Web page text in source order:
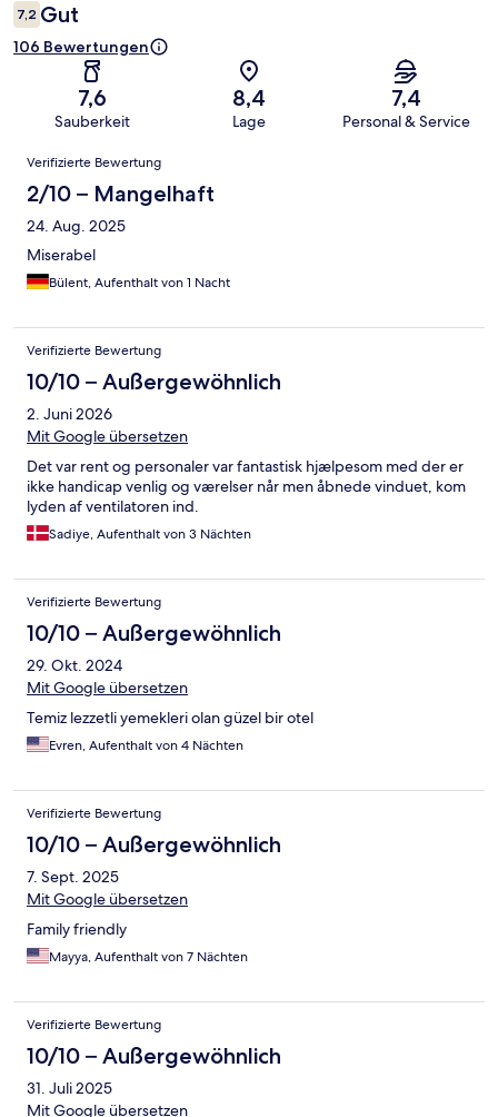
7,2 Gut
106 Bewertungen
7,6
Sauberkeit
8,4
Lage
7,4
Personal & Service
Bewertungen
Verifizierte Bewertung
2/10 – Mangelhaft
24. Aug. 2025
Miserabel
Bülent, Aufenthalt von 1 Nacht
Verifizierte Bewertung
10/10 – Außergewöhnlich
2. Juni 2026
Mit Google übersetzen
Det var rent og personaler var fantastisk hjælpesom med der er
ikke handicap venlig og værelser når men åbnede vinduet, kom
lyden af ​​ventilatoren ind.
Sadiye, Aufenthalt von 3 Nächten
Verifizierte Bewertung
10/10 – Außergewöhnlich
29. Okt. 2024
Mit Google übersetzen
Temiz lezzetli yemekleri olan güzel bir otel
Evren, Aufenthalt von 4 Nächten
Verifizierte Bewertung
10/10 – Außergewöhnlich
7. Sept. 2025
Mit Google übersetzen
Family friendly
Mayya, Aufenthalt von 7 Nächten
Verifizierte Bewertung
10/10 – Außergewöhnlich
31. Juli 2025
Mit Google übersetzen